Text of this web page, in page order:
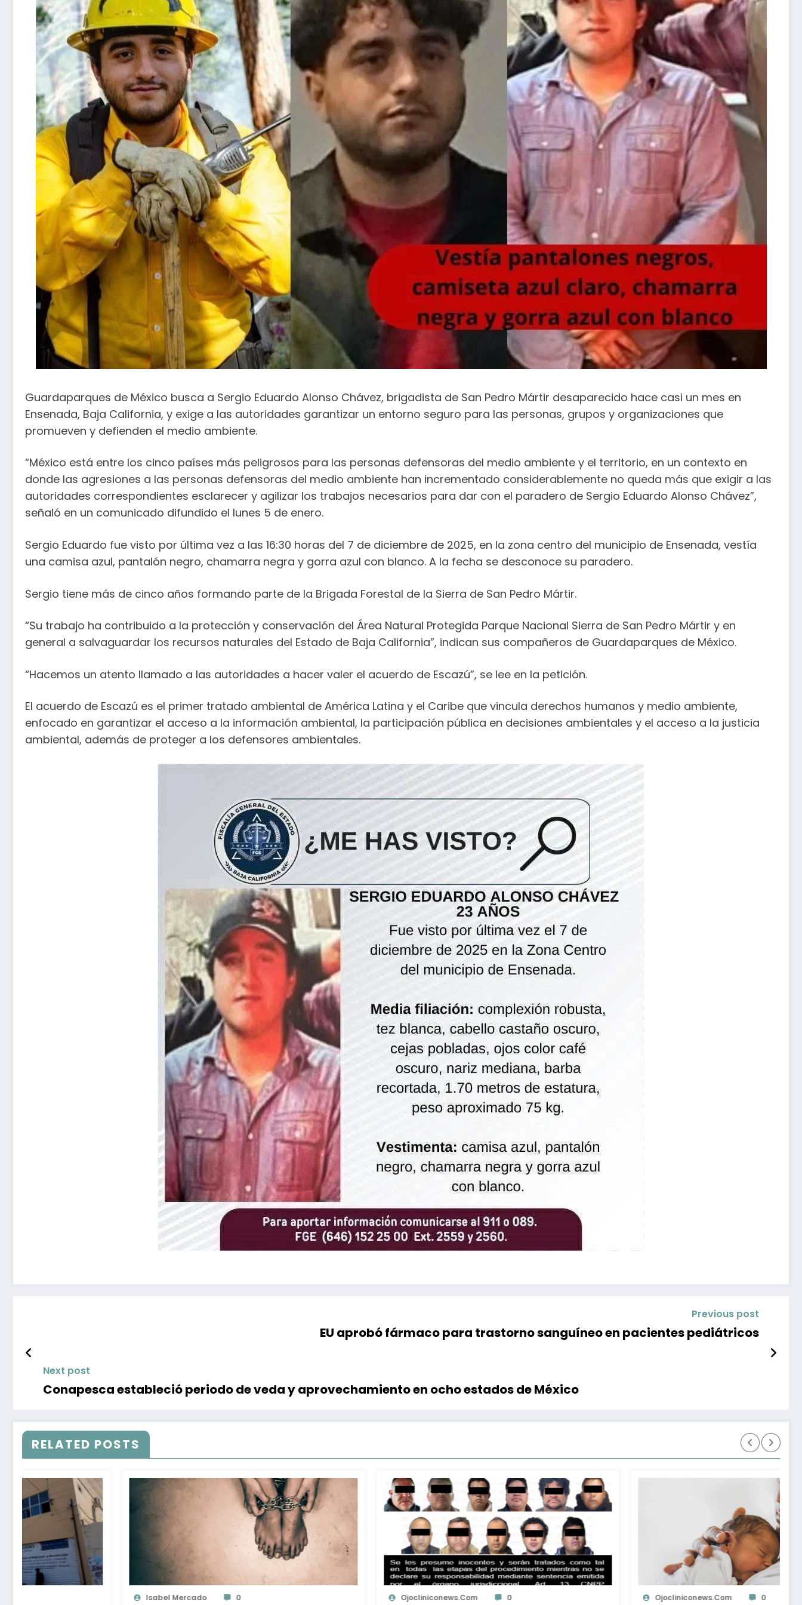
Guardaparques de México busca a Sergio Eduardo Alonso Chávez, brigadista de San Pedro Mártir desaparecido hace casi un mes en
Ensenada, Baja California, y exige a las autoridades garantizar un entorno seguro para las personas, grupos y organizaciones que
promueven y defienden el medio ambiente.
“México está entre los cinco países más peligrosos para las personas defensoras del medio ambiente y el territorio, en un contexto en
donde las agresiones a las personas defensoras del medio ambiente han incrementado considerablemente no queda más que exigir a las
autoridades correspondientes esclarecer y agilizar los trabajos necesarios para dar con el paradero de Sergio Eduardo Alonso Chávez”,
señaló en un comunicado difundido el lunes 5 de enero.
Sergio Eduardo fue visto por última vez a las 16:30 horas del 7 de diciembre de 2025, en la zona centro del municipio de Ensenada, vestía
una camisa azul, pantalón negro, chamarra negra y gorra azul con blanco. A la fecha se desconoce su paradero.
Sergio tiene más de cinco años formando parte de la Brigada Forestal de la Sierra de San Pedro Mártir.
“Su trabajo ha contribuido a la protección y conservación del Área Natural Protegida Parque Nacional Sierra de San Pedro Mártir y en
general a salvaguardar los recursos naturales del Estado de Baja California”, indican sus compañeros de Guardaparques de México.
“Hacemos un atento llamado a las autoridades a hacer valer el acuerdo de Escazú”, se lee en la petición.
El acuerdo de Escazú es el primer tratado ambiental de América Latina y el Caribe que vincula derechos humanos y medio ambiente,
enfocado en garantizar el acceso a la información ambiental, la participación pública en decisiones ambientales y el acceso a la justicia
ambiental, además de proteger a los defensores ambientales.
Previous post
EU aprobó fármaco para trastorno sanguíneo en pacientes pediátricos
Next post
Conapesca estableció periodo de veda y aprovechamiento en ocho estados de México
RELATED POSTS
Ojocliniconews.com 0 Ojocliniconews.com 0 Ojocliniconews.com 0